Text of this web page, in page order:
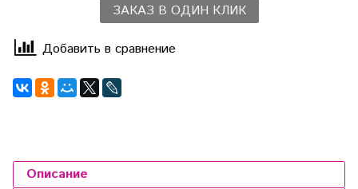
ЗАКАЗ В ОДИН КЛИК
Добавить в сравнение
Описание